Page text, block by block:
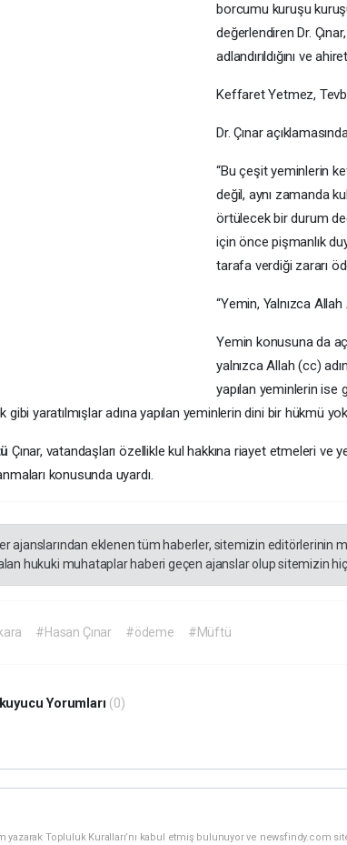
borcumu kuruşu
değerlendiren Dr.
adlandırıldığını ve
Keffaret Yetmez,
Dr. Çınar
“Bu çeşit yeminlerin
değil, aynı zamanda
örtülecek bir durum
için önce pişmanlık
tarafa verdiği zararı
“Yemin, Yalnızca Allah
Yemin konusuna da
yalnızca Allah (cc)
yapılan yeminlerin ise
gibi yaratılmışlar adına yapılan yeminlerin dini bir hükmü
Çınar, vatandaşları özellikle kul hakkına riayet etmeleri
konusunda uyardı.
ajanslarından eklenen tüm haberler, sitemizin editörlerinin
hukuki muhataplar haberi geçen ajanslar olup sitemizin
#Hasan Çınar #ödeme #Müftü
Yorumları (0)
yazarak Topluluk Kuralları’nı kabul etmiş bulunuyor ve newsfindy.com